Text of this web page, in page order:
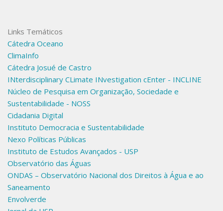
Links Temáticos
Cátedra Oceano
ClimaInfo
Cátedra Josué de Castro
INterdisciplinary CLimate INvestigation cEnter - INCLINE
Núcleo de Pesquisa em Organização, Sociedade e
Sustentabilidade - NOSS
Cidadania Digital
Instituto Democracia e Sustentabilidade
Nexo Políticas Públicas
Instituto de Estudos Avançados - USP
Observatório das Águas
ONDAS – Observatório Nacional dos Direitos à Água e ao
Saneamento
Envolverde